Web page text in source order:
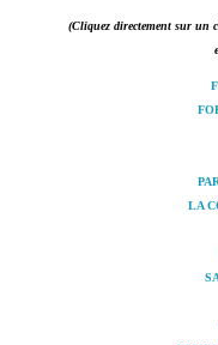
(Cliquez directement sur un
LA